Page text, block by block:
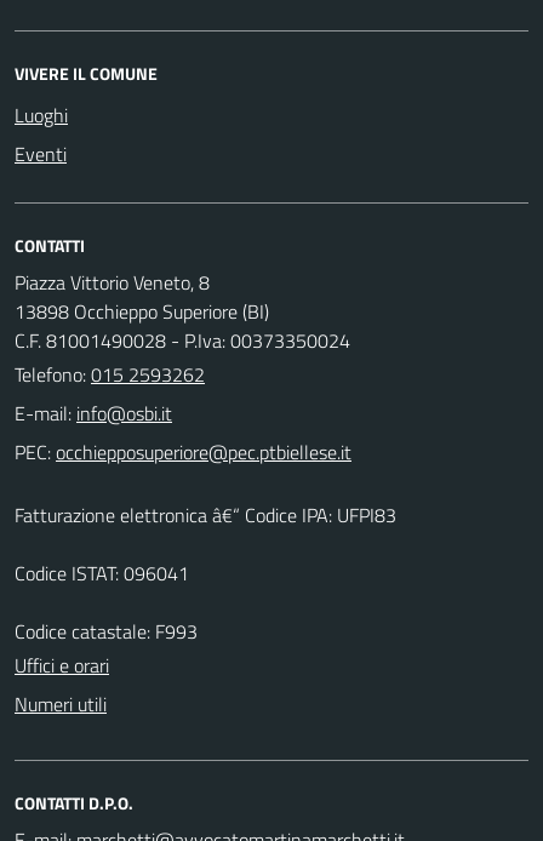
VIVERE IL COMUNE
Luoghi
Eventi
CONTATTI
Piazza Vittorio Veneto, 8
13898 Occhieppo Superiore (BI)
C.F. 81001490028 - P.Iva: 00373350024
Telefono:015 2593262
E-mail:
PEC:
Fatturazione elettronica â€“ Codice IPA: UFPI83
Codice ISTAT: 096041
Codice catastale: F993
Uffici e orari
Numeri utili
CONTATTI D.P.O.